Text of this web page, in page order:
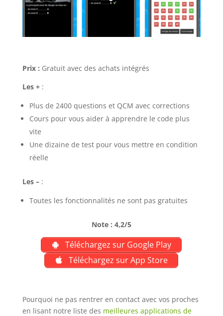
Prix : Gratuit avec des achats intégrés
Les +:
Plus de 2400 questions et QCM avec corrections
Cours pour vous aider à apprendre le code plus
vite
Une dizaine de test pour vous mettre en condition
réelle
Les –:
Toutes les fonctionnalités ne sont pas gratuites
Note : 4,2/5
Téléchargez sur Google Play
Téléchargez sur App Store
Pourquoi ne pas rentrer en contact avec vos proches
en lisant notre liste des meilleures applications de